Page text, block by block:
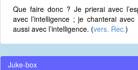
Que faire donc ? Je prierai avec
avec l’intelligence ; je chanterai
aussi avec l’intelligence. (vers. Rec.)
Juke-box